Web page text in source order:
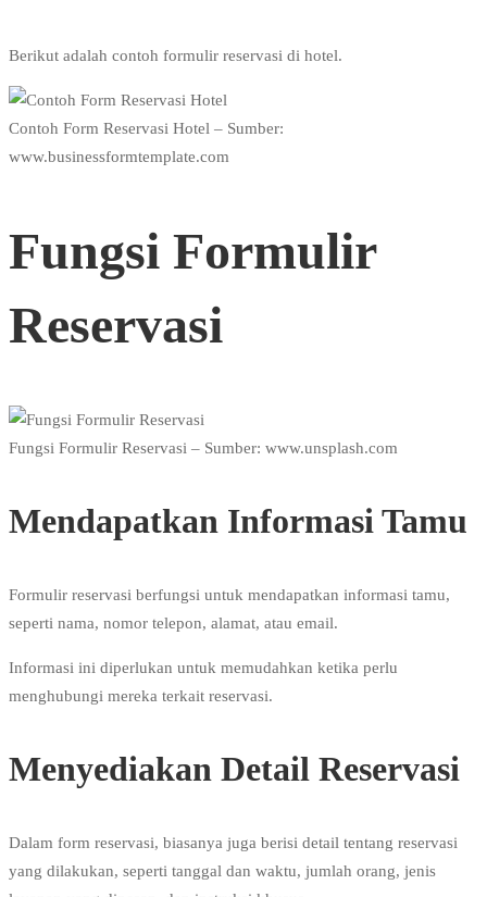
Berikut adalah contoh formulir reservasi di hotel.
Contoh Form Reservasi Hotel – Sumber:
www.businessformtemplate.com
Fungsi Formulir
Reservasi
Fungsi Formulir Reservasi – Sumber: www.unsplash.com
Mendapatkan Informasi Tamu
Formulir reservasi berfungsi untuk mendapatkan informasi tamu,
seperti nama, nomor telepon, alamat, atau email.
Informasi ini diperlukan untuk memudahkan ketika perlu
menghubungi mereka terkait reservasi.
Menyediakan Detail Reservasi
Dalam form reservasi, biasanya juga berisi detail tentang reservasi
yang dilakukan, seperti tanggal dan waktu, jumlah orang, jenis